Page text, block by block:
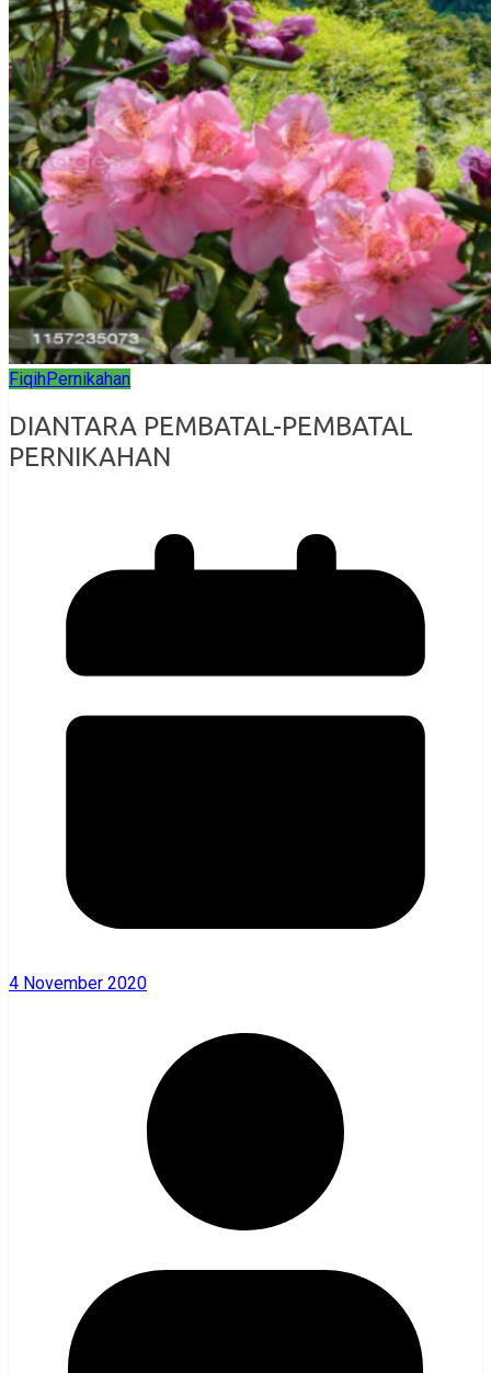
Fiqih Pernikahan
DIANTARA PEMBATAL-PEMBATAL
PERNIKAHAN
4 November 2020